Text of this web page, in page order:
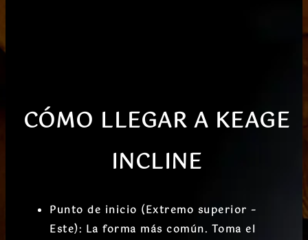
CÓMO LLEGAR A KEAGE
INCLINE
Punto de inicio (Extremo superior –
Este): La forma más común. Toma el